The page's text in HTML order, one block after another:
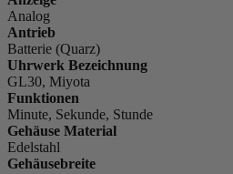
Analog
Antrieb
Batterie (Quarz)
Uhrwerk Bezeichnung
GL30, Miyota
Funktionen
Minute, Sekunde, Stunde
Gehäuse Material
Edelstahl
Gehäusebreite